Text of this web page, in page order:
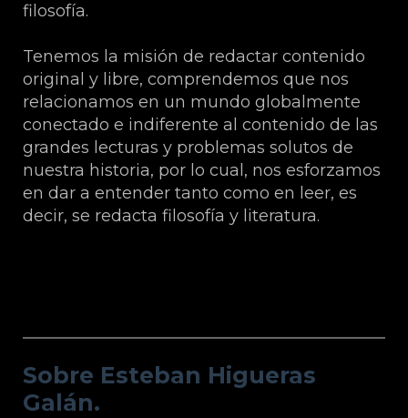
filosofía.
Tenemos la misión de redactar contenido
original y libre, comprendemos que nos
relacionamos en un mundo globalmente
conectado e indiferente al contenido de las
grandes lecturas y problemas solutos de
nuestra historia, por lo cual, nos esforzamos
en dar a entender tanto como en leer, es
decir, se redacta filosofía y literatura.
Sobre Esteban Higueras
Galán.